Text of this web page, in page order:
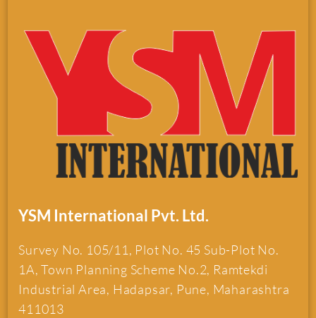
YSM International Pvt. Ltd.
Survey No. 105/11, Plot No. 45 Sub-Plot No.
1A, Town Planning Scheme No.2, Ramtekdi
Industrial Area, Hadapsar, Pune, Maharashtra
411013